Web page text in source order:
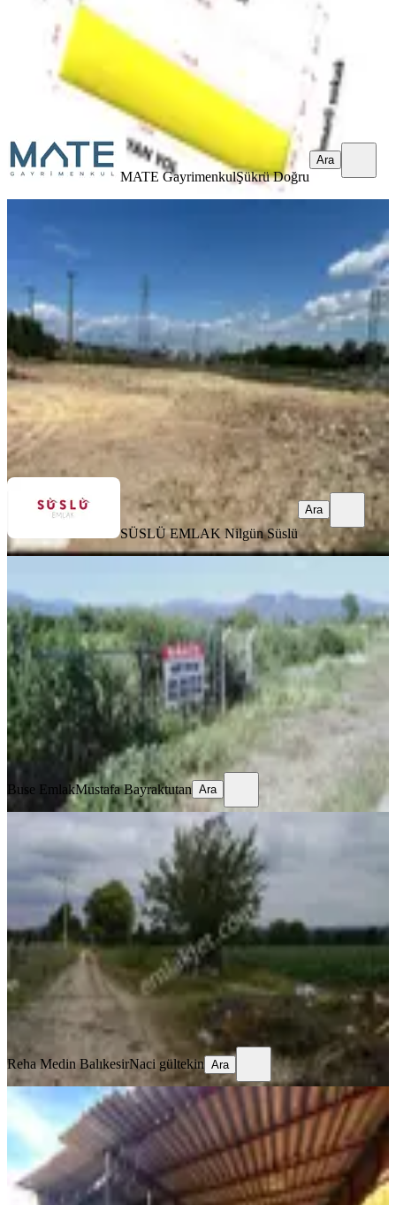
MATE Gayrimenkul Şükrü Doğru
MATE GayrimenkulŞükrü Doğru
Ara
Ayvalık, Küçükköy Mahallesi
894 m²· 05.07.2026
100.000 ₺
SÜSLÜ EMLAK Nilgün Süslü
Ara
SÜSLÜ EMLAK Nilgün Süslü
Ara
Edremit, Eroğlan Mahallesi
6142 m² ·3/m²· 29.07.2026
16.500 ₺
Buse EmlakMustafa Bayraktutan
Buse EmlakMustafa Bayraktutan Ara
Eski Balıkesir Edremit Yoluna Cepheli
Kiralık Tarla
İvrindi, Sarıca Mahallesi
25750 m²·6/m² 18.09.2025
150.000 ₺ 160.000 ₺
Reha Medin Balıkesir Naci gültekin
Reha Medin BalıkesirNaci gültekin Ara
Mir'den Balıkesir Üçpınar'da
Üzerinde Depo Olan Kiralık Arsa
Karesi, Üçpınar Mahallesi
462 m²· 43/m²·26.06.2026